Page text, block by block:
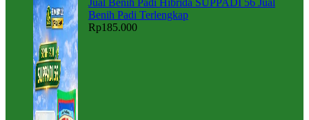
Jual Benih Padi Hibrida SUPPADI 56 Jual
Benih Padi Terlengkap
Rp185.000